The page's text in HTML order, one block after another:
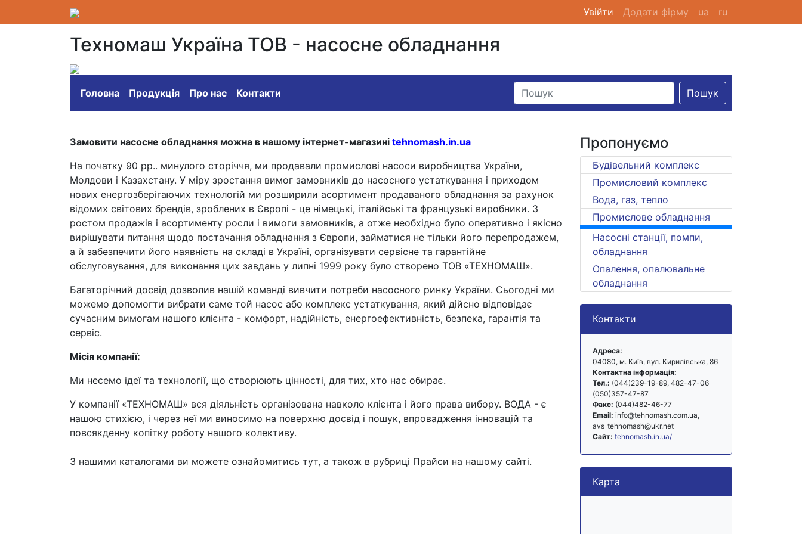
Увійти (current)
Додати фірму ua ru
Техномаш Україна ТОВ - насосне обладнання
Головна Продукція Про нас Контакти Пошук
Замовити насосне обладнання можна в нашому інтернет-магазині tehnomash.in.ua
На початку 90 рр.. минулого сторіччя, ми продавали промислові насоси виробництва України,
Молдови і Казахстану. У міру зростання вимог замовників до насосного устаткування і приходом
нових енергозберігаючих технологій ми розширили асортимент продаваного обладнання за рахунок
відомих світових брендів, зроблених в Європі - це німецькі, італійські та французькі виробники. З
ростом продажів і асортименту росли і вимоги замовників, а отже необхідно було оперативно і якісно
вирішувати питання щодо постачання обладнання з Європи, займатися не тільки його перепродажем,
а й забезпечити його наявність на складі в Україні, організувати сервісне та гарантійне
обслуговування, для виконання цих завдань у липні 1999 року було створено ТОВ «ТЕХНОМАШ».
Багаторічний досвід дозволив нашій команді вивчити потреби насосного ринку України. Сьогодні ми
можемо допомогти вибрати саме той насос або комплекс устаткування, який дійсно відповідає
сучасним вимогам нашого клієнта - комфорт, надійність, енергоефективність, безпека, гарантія та
сервіс.
Місія компанії:
Ми несемо ідеї та технології, що створюють цінності, для тих, хто нас обирає.
У компанії «ТЕХНОМАШ» вся діяльність організована навколо клієнта і його права вибору. ВОДА - є
нашою стихією, і через неї ми виносимо на поверхню досвід і пошук, впровадження інновацій та
повсякденну копітку роботу нашого колективу.
З нашими каталогами ви можете ознайомитись тут, а також в рубриці Прайси на нашому сайті.
Пропонуємо
Будівельний комплекс
Промисловий комплекс
Вода, газ, тепло
Промислове обладнання
Насосні станції, помпи,
обладнання
Опалення, опалювальне
обладнання
Контакти
Адреса:
04080, м. Київ, вул. Кирилівська, 86
Контактна інформація:
Тел.: (044)239-19-89, 482-47-06
(050)357-47-87
Факс: (044)482-46-77
Email: info@tehnomash.com.ua,
avs_tehnomash@ukr.net
Сайт: tehnomash.in.ua/
Карта